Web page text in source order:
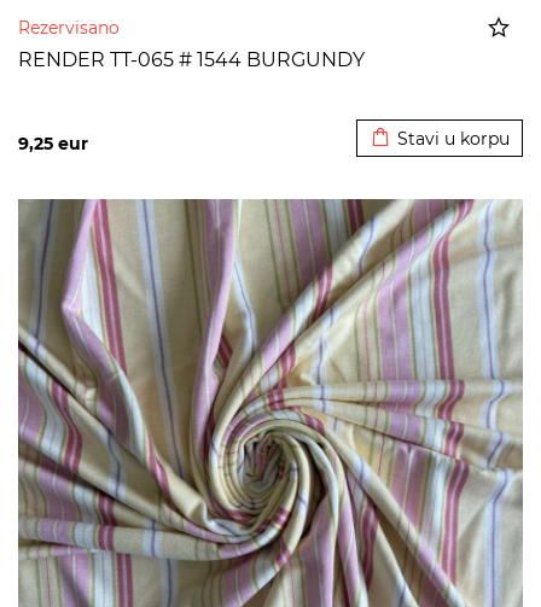
Rezervisano
RENDER TT-065 # 1544 BURGUNDY
9,25 eur Stavi u korpu